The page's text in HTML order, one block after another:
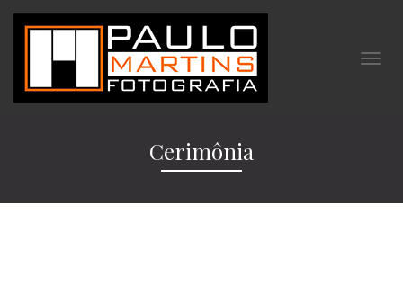
Cerimônia